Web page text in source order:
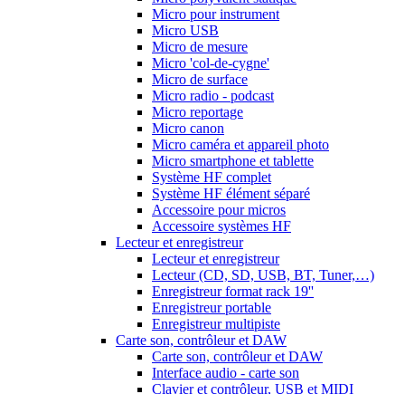
Micro pour instrument
Micro USB
Micro de mesure
Micro 'col-de-cygne'
Micro de surface
Micro radio - podcast
Micro reportage
Micro canon
Micro caméra et appareil photo
Micro smartphone et tablette
Système HF complet
Système HF élément séparé
Accessoire pour micros
Accessoire systèmes HF
Lecteur et enregistreur
Lecteur et enregistreur
Lecteur (CD, SD, USB, BT, Tuner,…)
Enregistreur format rack 19''
Enregistreur portable
Enregistreur multipiste
Carte son, contrôleur et DAW
Carte son, contrôleur et DAW
Interface audio - carte son
Clavier et contrôleur, USB et MIDI